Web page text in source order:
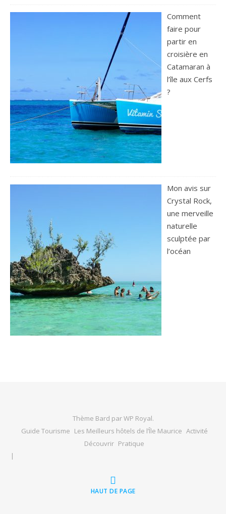
Comment
faire pour
partir en
croisière en
Catamaran à
l’île aux Cerfs
?
Mon avis sur
Crystal Rock,
une merveille
naturelle
sculptée par
l’océan
Thème Bard parWP Royal.
Guide Tourisme Les Meilleurs hôtels de l’Île Maurice Activité
Découvrir Pratique
HAUT DE PAGE